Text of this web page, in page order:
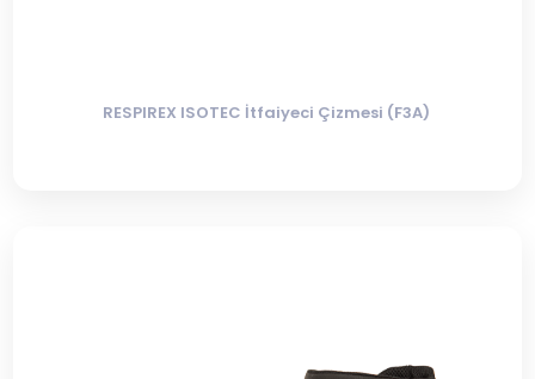
RESPIREX ISOTEC İtfaiyeci Çizmesi (F3A)